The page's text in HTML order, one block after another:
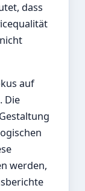
dass
auf
Die
werden,